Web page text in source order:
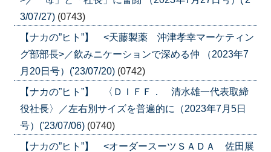
3/07/27) (0743)
【ナカの”ヒト”】 <天藤製薬 沖津孝幸マーケティン
グ部部長>／飲みニケーションで深める仲 （2023年7
月20日号）('23/07/20) (0742)
【ナカの”ヒト”】 〈ＤＩＦＦ． 清水雄一代表取締
役社長〉／左右別サイズを普遍的に（2023年7月5日
号）('23/07/06) (0740)
【ナカの”ヒト”】 <オーダースーツＳＡＤＡ 佐田展